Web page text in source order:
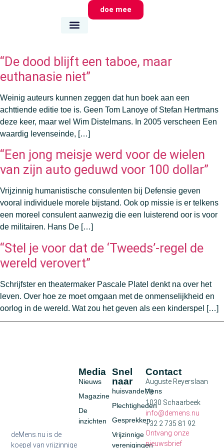
doe mee
“De dood blijft een taboe, maar
euthanasie niet”
Weinig auteurs kunnen zeggen dat hun boek aan een
achttiende editie toe is. Geen Tom Lanoye of Stefan Hertmans
deze keer, maar wel Wim Distelmans. In 2005 verscheen Een
waardig levenseinde, […]
“Een jong meisje werd voor de wielen
van zijn auto geduwd voor 100 dollar”
Vrijzinnig humanistische consulenten bij Defensie geven
vooral individuele morele bijstand. Ook op missie is er telkens
een moreel consulent aanwezig die een luisterend oor is voor
de militairen. Hans De […]
“Stel je voor dat de ‘Tweeds’-regel de
wereld verovert”
Schrijfster en theatermaker Pascale Platel denkt na over het
leven. Over hoe ze moet omgaan met de onmenselijkheid en
oorlog in de wereld. Wat zou het geven als een kinderspel […]
deMens.nu is de
koepel van vrijzinnige
Snel
naar
huisvandeMens
Plechtigheden
Gesprekken
Vrijzinnige
verenigingen
Media
Nieuws
Magazine
De
inzichten
Contact
Auguste Reyerslaan
70
1030 Schaarbeek
info@demens.nu
+32 2 735 81 92
Ontvang onze
nieuwsbrief